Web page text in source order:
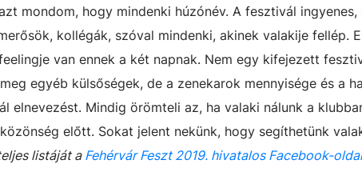
mondom, hogy mindenki húzónév. A fesztivál ingyenes,
kollégák, szóval mindenki, akinek valakije fellép.
van ennek a két napnak. Nem egy kifejezett
egyéb külsőségek, de a zenekarok mennyisége és a
elnevezést. Mindig örömteli az, ha valaki nálunk a
előtt. Sokat jelent nekünk, hogy segíthetünk
listáját aFehérvár Feszt 2019. hivatalos Facebook-